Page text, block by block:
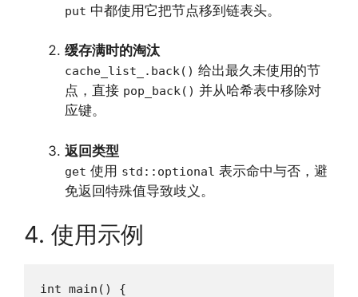
put 中都使用它把节点移到链表头。
缓存满时的淘汰
cache_list_.back() 给出最久未使用的节
点，直接 pop_back() 并从哈希表中移除对
应键。
返回类型
get 使用 std::optional 表示命中与否，避
免返回特殊值导致歧义。
4. 使用示例
int main() {